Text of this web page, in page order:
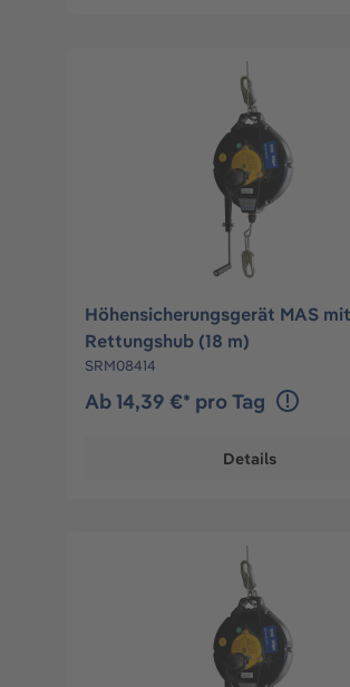
Höhensicherungsgerät MAS mit
Rettungshub (18 m)
SRM08414
Ab 14,39 €* pro Tag
Details